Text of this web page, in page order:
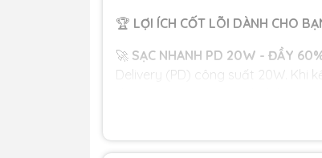
🏆 LỢI ÍCH CỐT LÕI DÀNH CHO
🚀 SẠC NHANH PD 20W - ĐẦY
Delivery (PD) công suất 20W. Khi
dòng iP12, iP13 một cách thần
thể sạc cùng lúc cho điện thoại,